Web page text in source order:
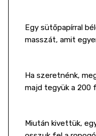
Egy sütőpapírral
masszát, amit
Ha szeretnénk,
majd tegyük a 200
Miután kivettük,